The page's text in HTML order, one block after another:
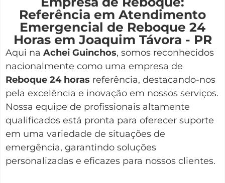
Referência em Atendimento
Emergencial de Reboque 24
Horas em Joaquim Távora - PR
Aqui na Achei Guinchos, somos reconhecidos
nacionalmente como uma empresa de
Reboque 24 horas referência, destacando-nos
pela excelência e inovação em nossos serviços.
Nossa equipe de profissionais altamente
qualificados está pronta para oferecer suporte
em uma variedade de situações de
emergência, garantindo soluções
personalizadas e eficazes para nossos clientes.